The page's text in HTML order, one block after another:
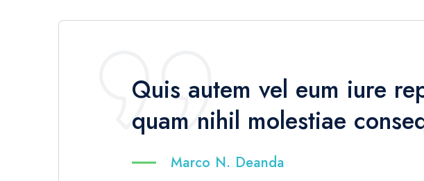
Quis autem vel eum iure
quam nihil molestiae
Marco N. Deanda